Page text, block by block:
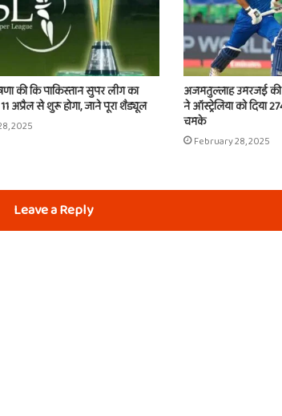
की कि पाकिस्तान सुपर लीग का
11 अप्रैल से शुरू होगा, जाने पूरा शैड्यूल
2025
अजमतुल्लाह उमरजई की
ने ऑस्ट्रेलिया को दिया
चमके
February 28, 2025
Leave a Reply